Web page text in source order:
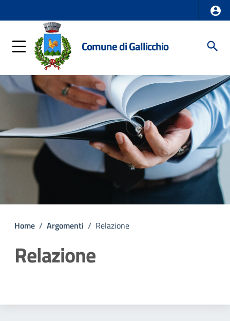
Comune di Gallicchio
Home / Argomenti / Relazione
Relazione